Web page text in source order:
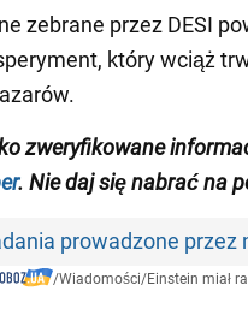
zebrane przez DESI
który wciąż
zweryfikowane
. Nie daj się nabrać na
prowadzone przez
/Wiadomości/Einstein miał